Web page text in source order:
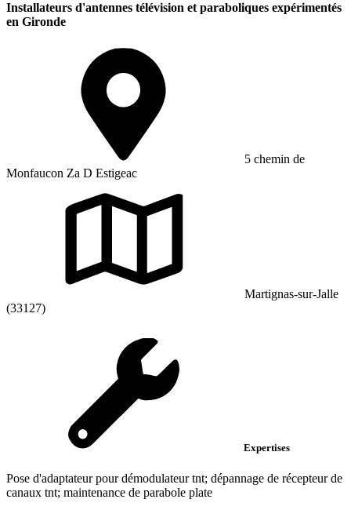
Installateurs d'antennes télévision et paraboliques expérimentés
en Gironde
5 chemin de
Monfaucon Za D Estigeac
Martignas-sur-Jalle
(33127)
Expertises
Pose d'adaptateur pour démodulateur tnt; dépannage de récepteur de
canaux tnt; maintenance de parabole plate